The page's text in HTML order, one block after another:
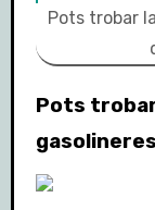
Pots trobar
Pots trobar la nostra llenya a moltes